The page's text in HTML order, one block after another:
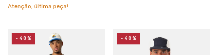
Atenção, última peça!
-40% -40%